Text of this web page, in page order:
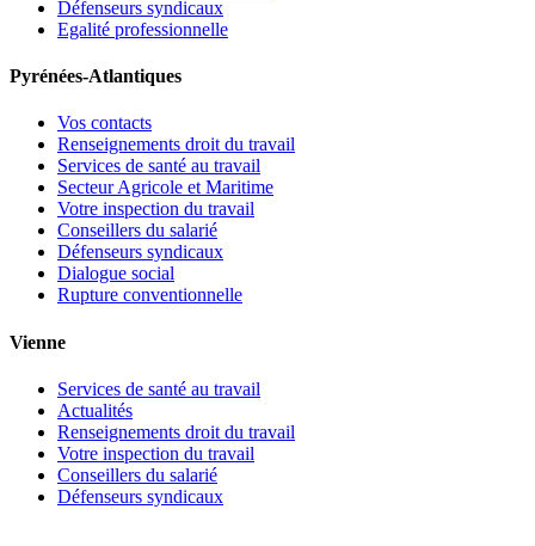
Défenseurs syndicaux
Egalité professionnelle
Pyrénées-Atlantiques
Vos contacts
Renseignements droit du travail
Services de santé au travail
Secteur Agricole et Maritime
Votre inspection du travail
Conseillers du salarié
Défenseurs syndicaux
Dialogue social
Rupture conventionnelle
Vienne
Services de santé au travail
Actualités
Renseignements droit du travail
Votre inspection du travail
Conseillers du salarié
Défenseurs syndicaux